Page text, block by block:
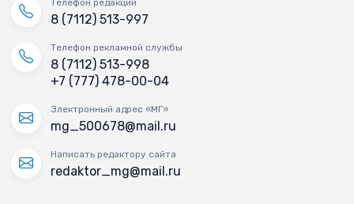
Телефон редакции
8 (7112) 513-997
Телефон рекламной службы
8 (7112) 513-998
+7 (777) 478-00-04
Электронный адрес «МГ»
mg_500678@mail.ru
Написать редактору сайта
redaktor_mg@mail.ru